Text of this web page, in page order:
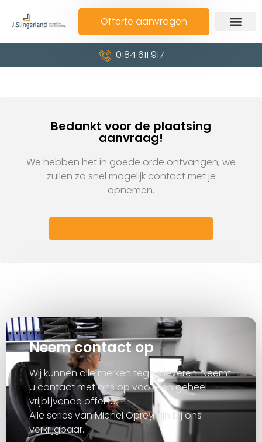
Offerte aanvragen
0184 611 917
Bedankt voor de plaatsing
aanvraag!
We hebben het in goede orde ontvangen, we
zullen zo snel mogelijk contact met je
opnemen.
Neem contact op
Wij kunnen alle merken tegels leveren. Neemt
u contact met ons op voor een geheel
vrijblijvende offerte.
Alle series van Michel Oprey zijn bij ons
verkrijgbaar.